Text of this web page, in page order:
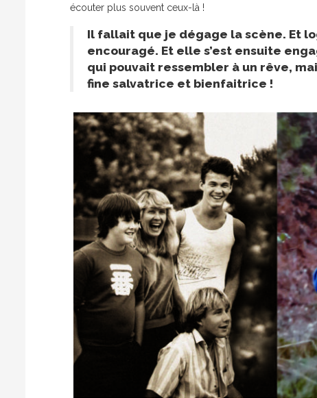
écouter plus souvent ceux-là !
Il fallait que je dégage la scène. Et
encouragé. Et elle s’est ensuite
qui pouvait ressembler à un rêve,
fine salvatrice et bienfaitrice !